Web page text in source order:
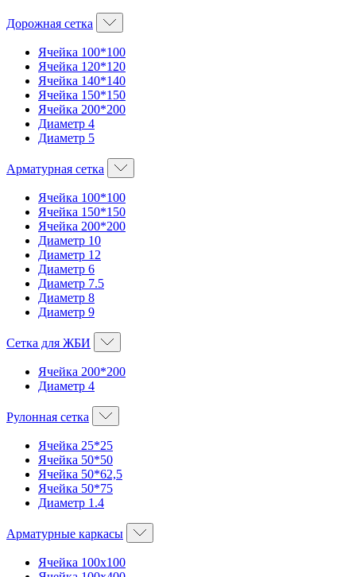
Дорожная сетка
Ячейка 100*100
Ячейка 120*120
Ячейка 140*140
Ячейка 150*150
Ячейка 200*200
Диаметр 4
Диаметр 5
Арматурная сетка
Ячейка 100*100
Ячейка 150*150
Ячейка 200*200
Диаметр 10
Диаметр 12
Диаметр 6
Диаметр 7.5
Диаметр 8
Диаметр 9
Сетка для ЖБИ
Ячейка 200*200
Диаметр 4
Рулонная сетка
Ячейка 25*25
Ячейка 50*50
Ячейка 50*62,5
Ячейка 50*75
Диаметр 1.4
Арматурные каркасы
Ячейка 100х100